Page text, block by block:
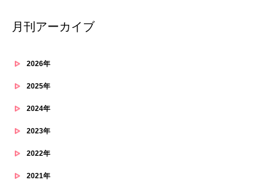
月刊アーカイブ
2026年
2025年
2024年
2023年
2022年
2021年